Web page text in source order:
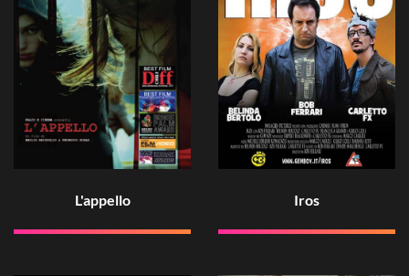
L'appello Iros